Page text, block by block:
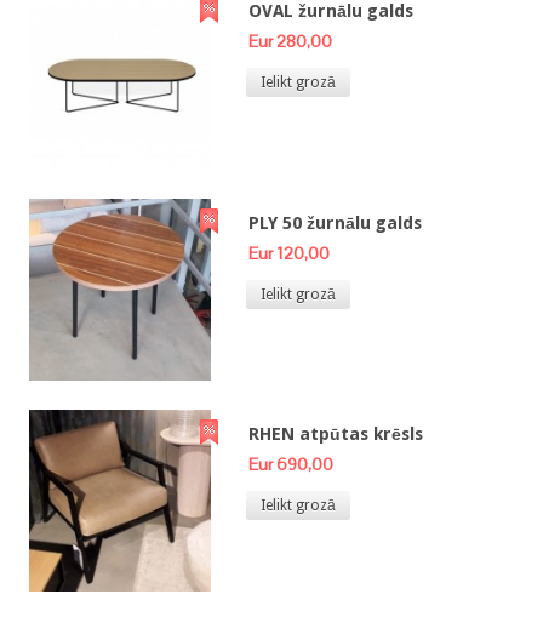
OVAL žurnālu galds
Eur 280,00
Ielikt grozā
PLY 50 žurnālu galds
Eur 120,00
Ielikt grozā
RHEN atpūtas krēsls
Eur 690,00
Ielikt grozā